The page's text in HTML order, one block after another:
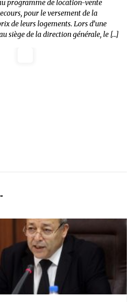
programme de location-vente
pour le versement de la
de leurs logements. Lors d’une
siège de la direction générale, le […]